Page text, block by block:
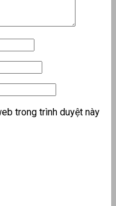
trong trình duyệt này